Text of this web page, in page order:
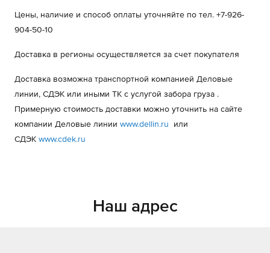
Цены, наличие и способ оплаты уточняйте по тел. +7-926-
904-50-10
Доставка в регионы осуществляется за счет покупателя
Доставка возможна транспортной компанией Деловые
линии, СДЭК или иными ТК с услугой забора груза .
Примерную стоимость доставки можно уточнить на сайте
компании Деловые линии www.dellin.ru или
СДЭК www.cdek.ru
Наш адрес